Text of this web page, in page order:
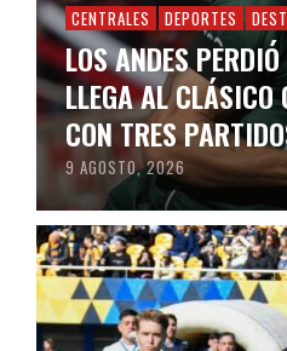
CENTRALES DEPORTES
LOS ANDES
LLEGA AL CLÁSICO
CON TRES
9 AGOSTO, 2026